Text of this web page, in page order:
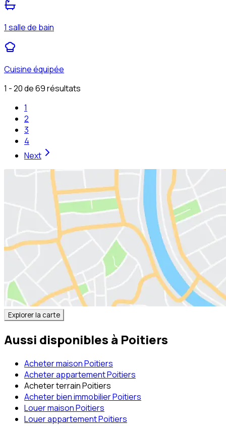
1 salle de bain
Cuisine équipée
1 - 20 de 69 résultats
1
2
3
4
Next
Explorer la carte
Aussi disponibles à Poitiers
Acheter maison Poitiers
Acheter appartement Poitiers
Acheter terrain Poitiers
Acheter bien immobilier Poitiers
Louer maison Poitiers
Louer appartement Poitiers